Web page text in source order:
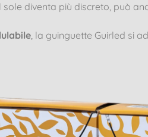
sole diventa più discreto, può
, la guinguette Guirled si